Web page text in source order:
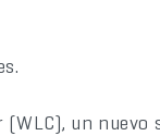
un nuevo